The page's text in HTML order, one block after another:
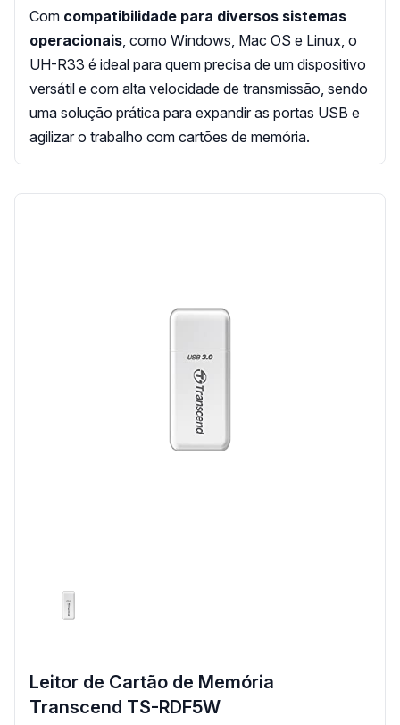
Com compatibilidade para diversos sistemas
operacionais , como Windows, Mac OS e Linux, o
UH-R33 é ideal para quem precisa de um dispositivo
versátil e com alta velocidade de transmissão, sendo
uma solução prática para expandir as portas USB e
agilizar o trabalho com cartões de memória.
Leitor de Cartão de Memória
Transcend TS-RDF5W